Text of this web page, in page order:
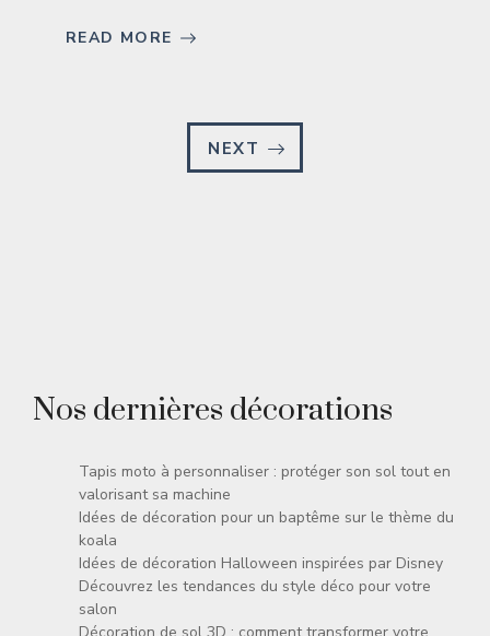
READ MORE
NEXT
Nos dernières décorations
Tapis moto à personnaliser : protéger son sol tout en
valorisant sa machine
Idées de décoration pour un baptême sur le thème du
koala
Idées de décoration Halloween inspirées par Disney
Découvrez les tendances du style déco pour votre
salon